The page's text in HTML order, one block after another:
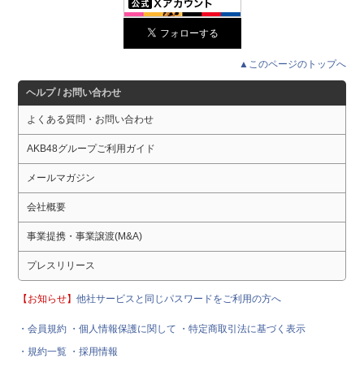
▲このページのトップへ
ヘルプ / お問い合わせ
よくある質問・お問い合わせ
AKB48グループご利用ガイド
メールマガジン
会社概要
事業提携・事業譲渡(M&A)
プレスリリース
【お知らせ】他社サービスと同じパスワードをご利用の方へ
・会員規約 ・個人情報保護に関して
・特定商取引法に基づく表示
・規約一覧 ・採用情報